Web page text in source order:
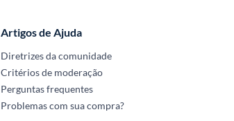
Artigos de Ajuda
Diretrizes da comunidade
Critérios de moderação
Perguntas frequentes
Problemas com sua compra?